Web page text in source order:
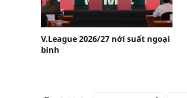
V.League 2026/27 nới suất ngoại
binh